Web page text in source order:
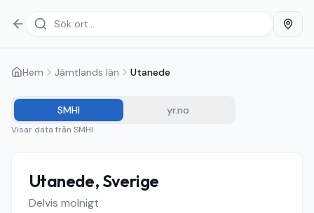
Hem Jämtlands län Utanede
SMHI yr.no
Visar data från SMHI
Utanede, Sverige
Delvis molnigt